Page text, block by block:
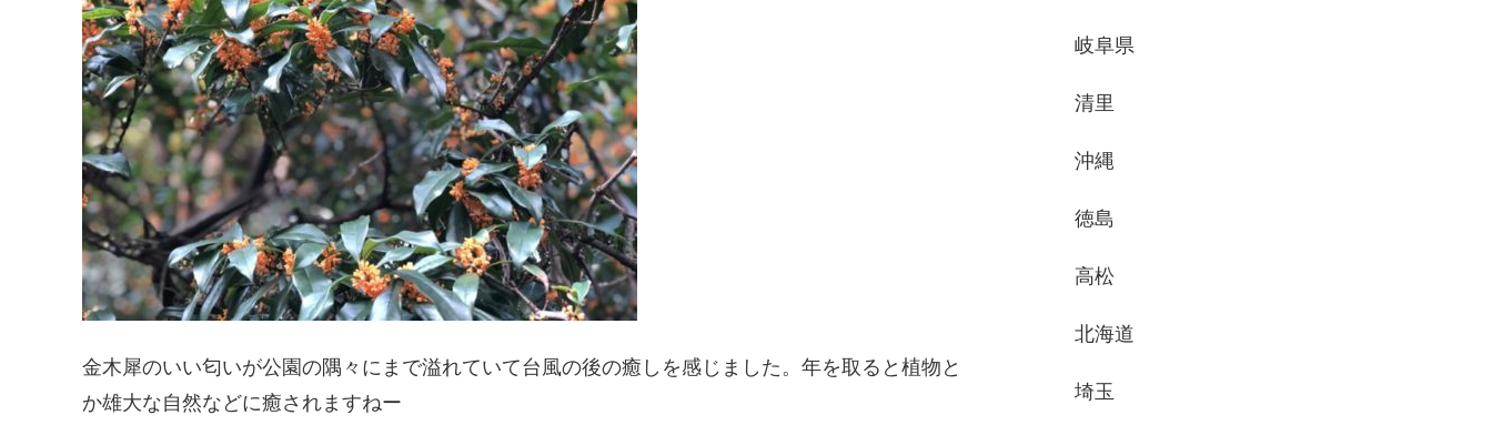
金木犀のいい匂いが公園の隅々にまで溢れていて台風の後の癒しを感じました。年を取ると植物と
か雄大な自然などに癒されますねー
岐阜県
清里
沖縄
徳島
高松
北海道
埼玉